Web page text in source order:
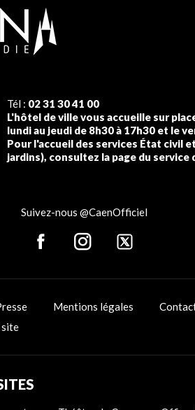
Tél : 02 31 30 41 00
L'hôtel de ville vous accueille sur
lundi au jeudi de 8h30 à 17h30 et le
Pour l'accueil des services État civil
jardins), consultez la page du service
Suivez-nous @CaenOfficiel
Mentions légales
site